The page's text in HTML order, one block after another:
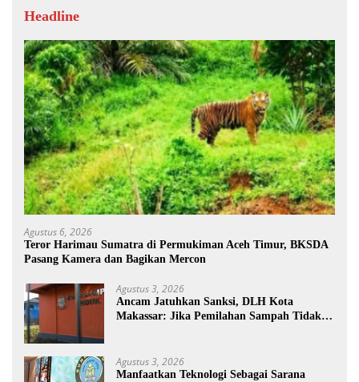
Headline
Agustus 6, 2026
Teror Harimau Sumatra di Permukiman Aceh Timur, BKSDA
Pasang Kamera dan Bagikan Mercon
Agustus 3, 2026
Ancam Jatuhkan Sanksi, DLH Kota
Makassar: Jika Pemilahan Sampah Tidak
Agustus 3, 2026
Manfaatkan Teknologi Sebagai Sarana